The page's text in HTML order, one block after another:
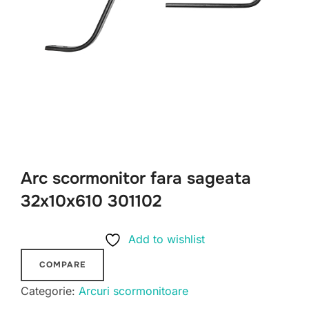
Arc scormonitor fara sageata
32x10x610 301102
Add to wishlist
COMPARE
Categorie: Arcuri scormonitoare